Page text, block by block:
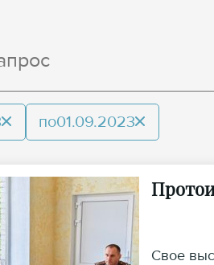
по01.09.2023
Свое